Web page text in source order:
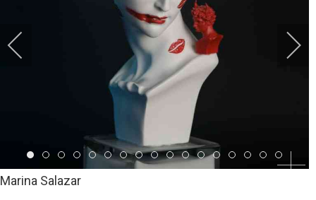
Item 0Item 1Item 2Item 3
Item 4
Item 5
Item 6
Item 7
Item 8
Item 9
Item 10
Item 11
Item 12
Item 13
Item 14
Item 15
Item
Marina Salazar